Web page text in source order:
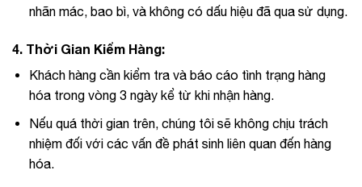
nhãn mác, bao bì, và không có dấu hiệu đã qua sử dụng.
4. Thời Gian Kiểm Hàng:
Khách hàng cần kiểm tra và báo cáo tình trạng hàng
hóa trong vòng 3 ngày kể từ khi nhận hàng.
Nếu quá thời gian trên, chúng tôi sẽ không chịu trách
nhiệm đối với các vấn đề phát sinh liên quan đến hàng
hóa.